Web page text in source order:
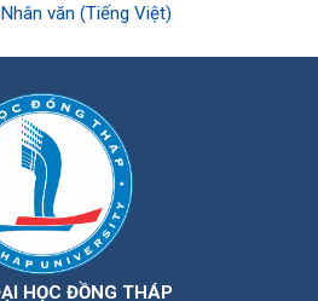
văn (Tiếng Việt)
HỌC ĐỒNG THÁP